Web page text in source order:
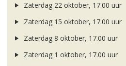
Zaterdag 22 oktober, 17.00 uur
Zaterdag 15 oktober, 17.00 uur
Zaterdag 8 oktober, 17.00 uur
Zaterdag 1 oktober, 17.00 uur